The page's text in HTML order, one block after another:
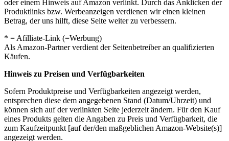
oder einem Hinweis auf Amazon verlinkt. Durch das Anklicken der
Produktlinks bzw. Werbeanzeigen verdienen wir einen kleinen
Betrag, der uns hilft, diese Seite weiter zu verbessern.
* = Afilliate-Link (=Werbung)
Als Amazon-Partner verdient der Seitenbetreiber an qualifizierten
Käufen.
Hinweis zu Preisen und Verfügbarkeiten
Sofern Produktpreise und Verfügbarkeiten angezeigt werden,
entsprechen diese dem angegebenen Stand (Datum/Uhrzeit) und
können sich auf der verlinkten Seite jederzeit ändern. Für den Kauf
eines Produkts gelten die Angaben zu Preis und Verfügbarkeit, die
zum Kaufzeitpunkt [auf der/den maßgeblichen Amazon-Website(s)]
angezeigt werden.